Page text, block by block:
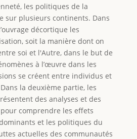
les politiques de la
sur plusieurs continents. Dans
décortique les
soit la manière dont on
soi et l'Autre, dans le but de
à l’œuvre dans les
se créent entre individus et
la deuxième partie, les
des analyses et des
comprendre les effets
et les politiques du
actuelles des communautés